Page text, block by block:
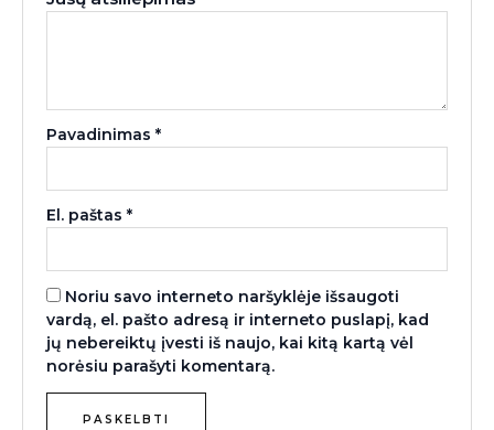
Pavadinimas*
El. paštas*
Noriu savo interneto naršyklėje išsaugoti
vardą, el. pašto adresą ir interneto puslapį, kad
jų nebereiktų įvesti iš naujo, kai kitą kartą vėl
norėsiu parašyti komentarą.